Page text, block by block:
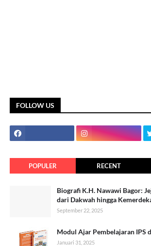
FOLLOW US
POPULER RECENT
Biografi K.H. Nawawi Bagor:
dari Dakwah hingga
September 22, 2025
Modul Ajar Pembelajaran IPS
Januari 31, 2025